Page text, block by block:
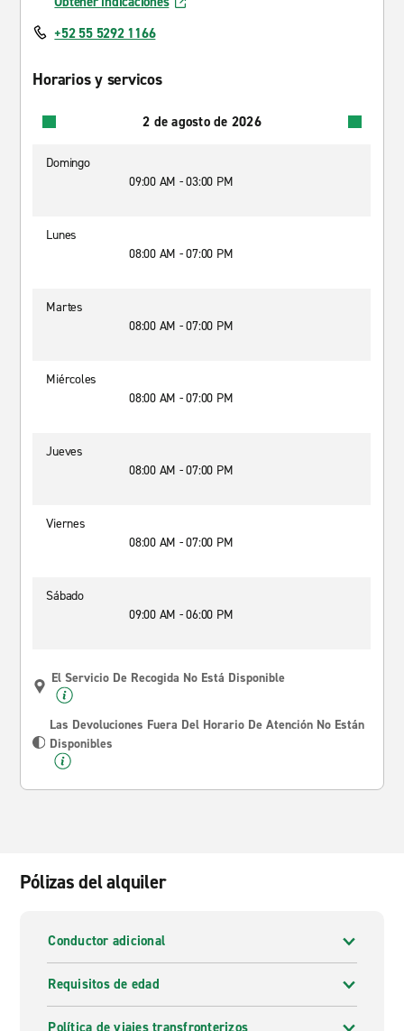
+52 55 5292 1166
Horarios y servicos
2 de agosto de 2026
Domingo
09:00 AM - 03:00 PM
Lunes
08:00 AM - 07:00 PM
Martes
08:00 AM - 07:00 PM
Miércoles
08:00 AM - 07:00 PM
Jueves
08:00 AM - 07:00 PM
Viernes
08:00 AM - 07:00 PM
Sábado
09:00 AM - 06:00 PM
El Servicio De Recogida No Está Disponible
Las Devoluciones Fuera Del Horario De Atención No Están
Disponibles
Pólizas del alquiler
Conductor adicional
Requisitos de edad
Política de viajes transfronterizos